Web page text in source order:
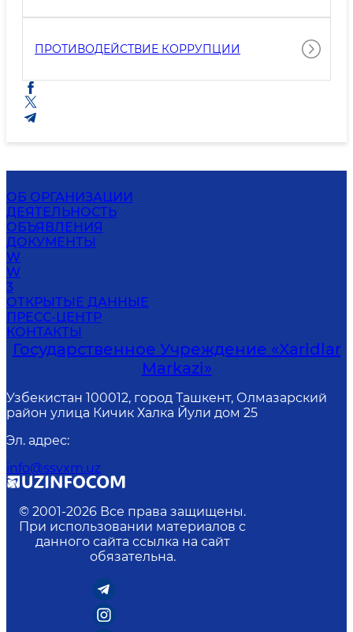
ПРОТИВОДЕЙСТВИЕ КОРРУПЦИИ
ОБ ОРГАНИЗАЦИИ
ДЕЯТЕЛЬНОСТЬ
ОБЪЯВЛЕНИЯ
ДОКУМЕНТЫ
W
W
3
ОТКРЫТЫЕ ДАННЫЕ
ПРЕСС-ЦЕНТР
КОНТАКТЫ
Государственное Учреждение «Xaridlar
Markazi»
Узбекистан 100012, город Ташкент, Олмазарский
район улица Кичик Халка Йули дом 25
Эл. адрес:
info@ssvxm.uz
© 2001-2026 Все права защищены.
При использовании материалов с
данного сайта ссылка на сайт
обязательна.